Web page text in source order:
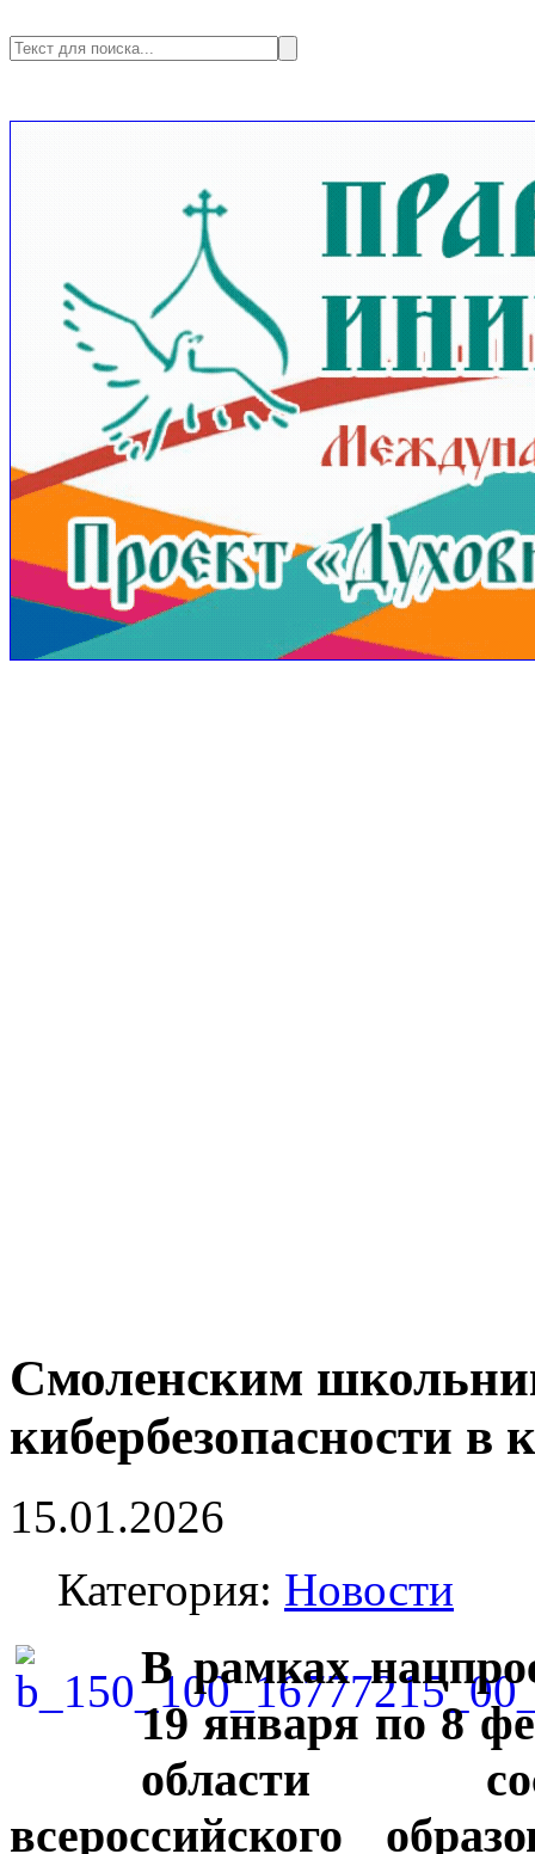
Смоленским
кибербезопасности в
15.01.2026
Категория: Новости
В рамках
19 января по 8
области
всероссийского